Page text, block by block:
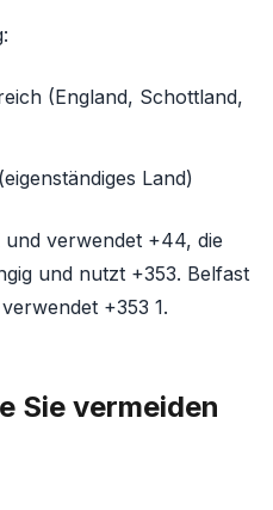
(England, Schottland,
Land)
verwendet +44, die
und nutzt +353. Belfast
+353 1.
Sie vermeiden